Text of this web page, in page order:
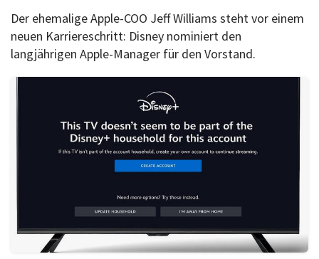
Mac Life+
Anmelden
Der ehemalige Apple-COO Jeff Williams steht vor einem
neuen Karriereschritt: Disney nominiert den
langjährigen Apple-Manager für den Vorstand.